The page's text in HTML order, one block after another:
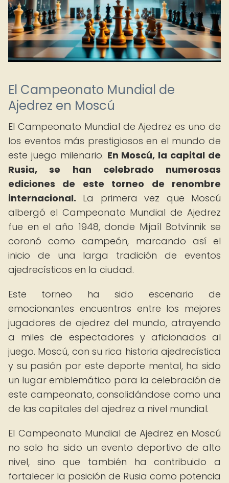
El Campeonato Mundial de
Ajedrez en Moscú
El Campeonato Mundial de Ajedrez es uno de
los eventos más prestigiosos en el mundo de
este juego milenario. En Moscú, la capital de
Rusia, se han celebrado numerosas
ediciones de este torneo de renombre
internacional. La primera vez que Moscú
albergó el Campeonato Mundial de Ajedrez
fue en el año 1948, donde Mijaíl Botvínnik se
coronó como campeón, marcando así el
inicio de una larga tradición de eventos
ajedrecísticos en la ciudad.
Este torneo ha sido escenario de
emocionantes encuentros entre los mejores
jugadores de ajedrez del mundo, atrayendo
a miles de espectadores y aficionados al
juego. Moscú, con su rica historia ajedrecística
y su pasión por este deporte mental, ha sido
un lugar emblemático para la celebración de
este campeonato, consolidándose como una
de las capitales del ajedrez a nivel mundial.
El Campeonato Mundial de Ajedrez en Moscú
no solo ha sido un evento deportivo de alto
nivel, sino que también ha contribuido a
fortalecer la posición de Rusia como potencia